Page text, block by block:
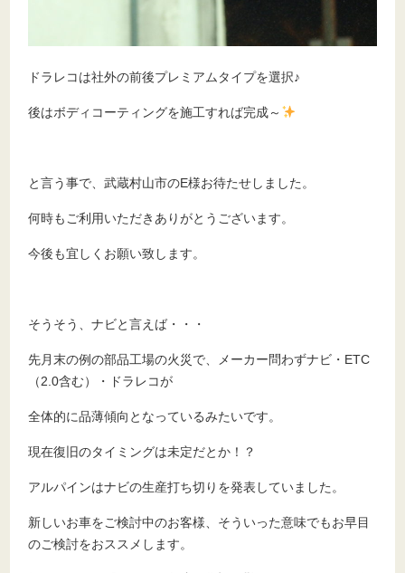
ドラレコは社外の前後プレミアムタイプを選択♪
後はボディコーティングを施工すれば完成～
と言う事で、武蔵村山市のE様お待たせしました。
何時もご利用いただきありがとうございます。
今後も宜しくお願い致します。
そうそう、ナビと言えば・・・
先月末の例の部品工場の火災で、メーカー問わずナビ・ETC
（2.0含む）・ドラレコが
全体的に品薄傾向となっているみたいです。
現在復旧のタイミングは未定だとか！？
アルパインはナビの生産打ち切りを発表していました。
新しいお車をご検討中のお客様、そういった意味でもお早目
のご検討をおススメします。